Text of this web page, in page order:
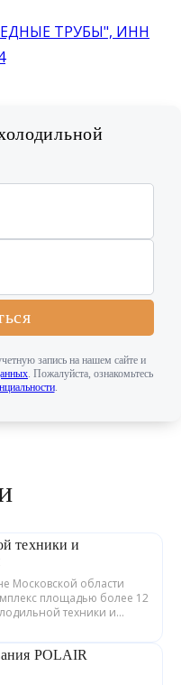
запись на нашем сайте и
. Пожалуйста, ознакомьтесь
.
техники и
Московской области
площадью более 12
техники и
POLAIR